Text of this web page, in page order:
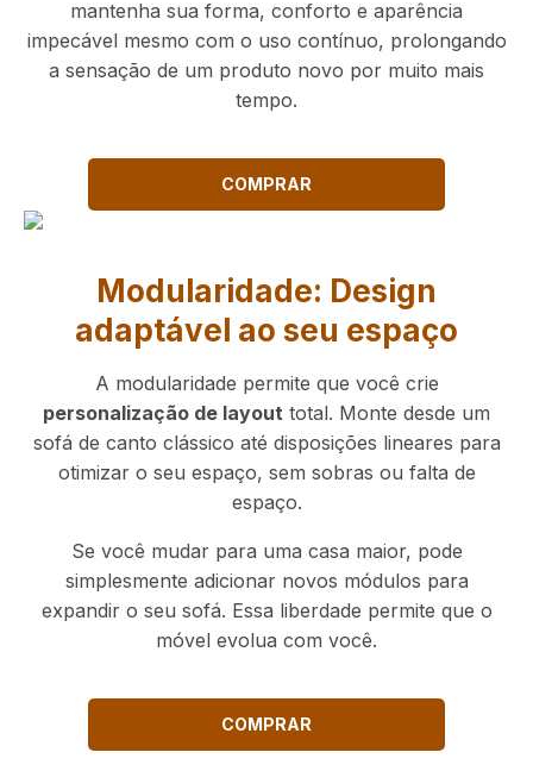
mantenha sua forma, conforto e aparência
impecável mesmo com o uso contínuo, prolongando
a sensação de um produto novo por muito mais
tempo.
COMPRAR
Modularidade: Design
adaptável ao seu espaço
A modularidade permite que você crie
personalização de layout total. Monte desde um
sofá de canto clássico até disposições lineares para
otimizar o seu espaço, sem sobras ou falta de
espaço.
Se você mudar para uma casa maior, pode
simplesmente adicionar novos módulos para
expandir o seu sofá. Essa liberdade permite que o
móvel evolua com você.
COMPRAR